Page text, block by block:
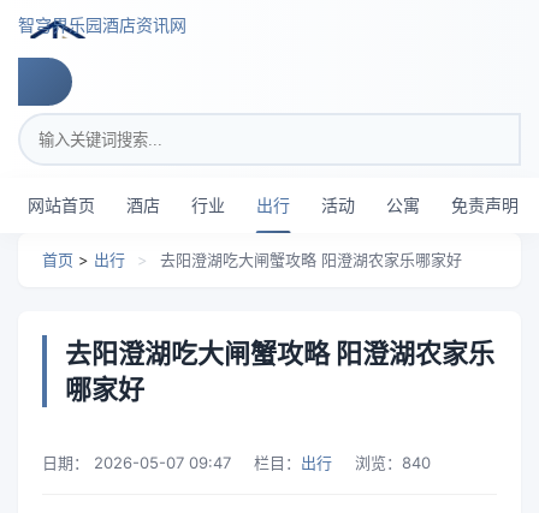
智穹界乐园酒店资讯网
搜索关键词
网站首页 酒店 行业 出行 活动 公寓 免责声明
首页 > 出行 > 去阳澄湖吃大闸蟹攻略 阳澄湖农家乐哪家好
去阳澄湖吃大闸蟹攻略 阳澄湖农家乐
哪家好
日期： 2026-05-07 09:47 栏目： 出行 浏览： 840